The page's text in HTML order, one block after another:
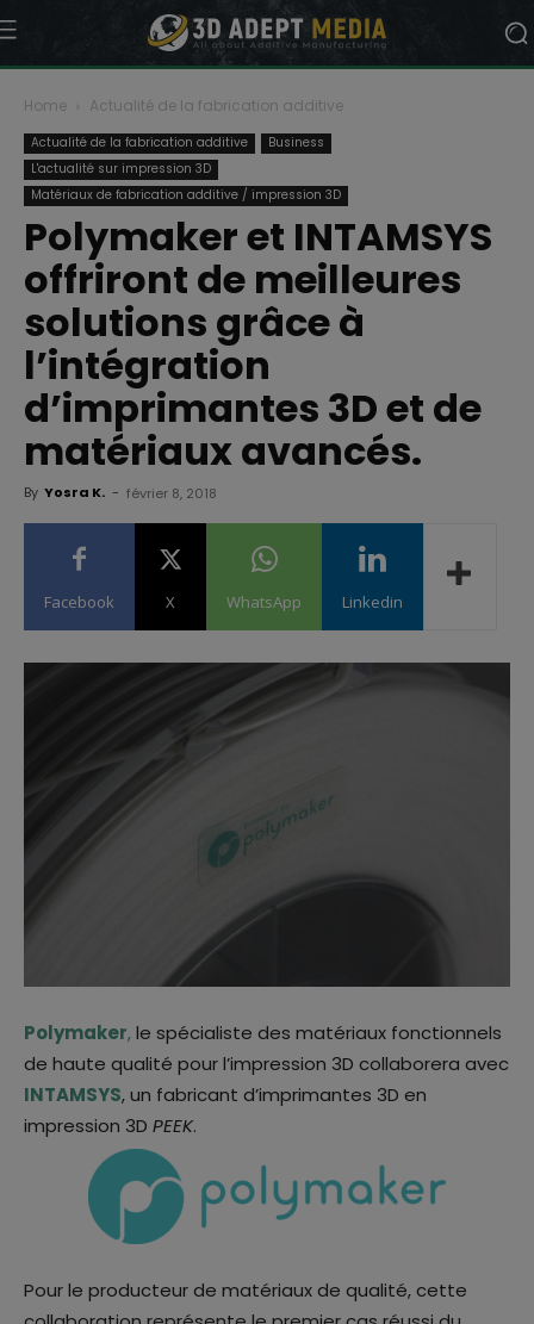
Home Actualité de la fabrication additive
Actualité de la fabrication additive
Business
L'actualité sur impression 3D
Matériaux de fabrication additive / impression 3D
Polymaker et INTAMSYS
offriront de meilleures
solutions grâce à
l’intégration
d’imprimantes 3D et de
matériaux avancés.
By Yosra K. - février 8, 2018
Facebook X WhatsApp Linkedin
Polymaker,le spécialiste des matériaux fonctionnels
de haute qualité pour l’impression 3D collaborera avec
INTAMSYS, un fabricant d’imprimantes 3D en
impression 3D PEEK.
Pour le producteur de matériaux de qualité, cette